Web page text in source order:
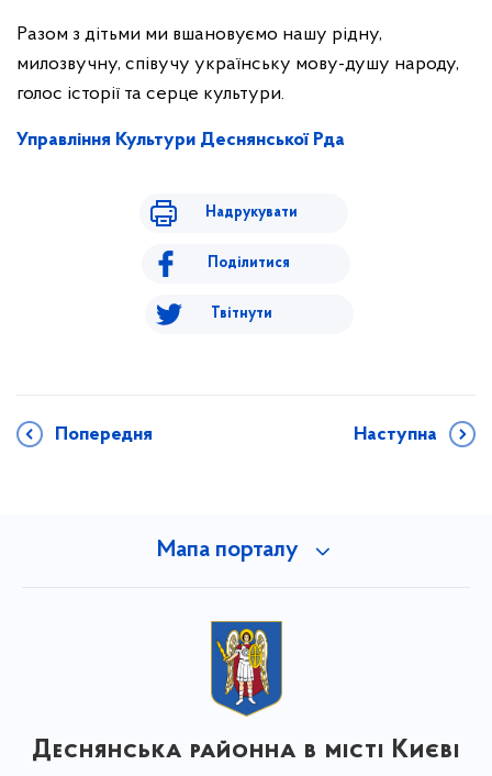
Разом з дітьми ми вшановуємо нашу рідну,
милозвучну, співучу українську мову-душу народу,
голос історії та серце культури.
Управління Культури Деснянської Рда
Надрукувати
Поділитися
Твітнути
Попередня Наступна
Мапа порталу
Деснянська районна в місті Києві